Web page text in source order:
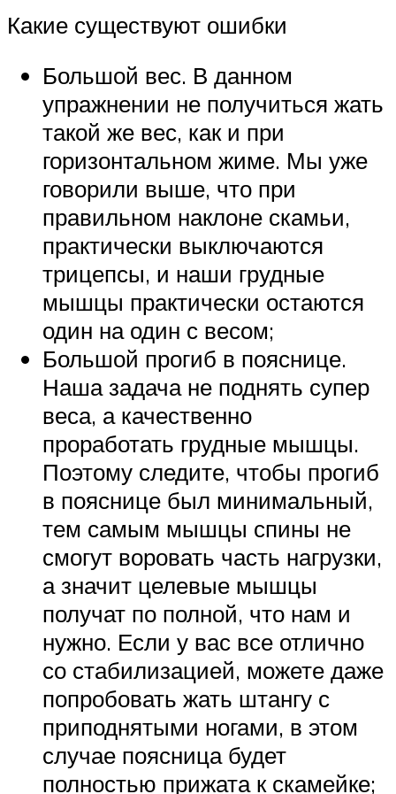
Какие существуют ошибки
Большой вес. В данном
упражнении не получиться жать
такой же вес, как и при
горизонтальном жиме. Мы уже
говорили выше, что при
правильном наклоне скамьи,
практически выключаются
трицепсы, и наши грудные
мышцы практически остаются
один на один с весом;
Большой прогиб в пояснице.
Наша задача не поднять супер
веса, а качественно
проработать грудные мышцы.
Поэтому следите, чтобы прогиб
в пояснице был минимальный,
тем самым мышцы спины не
смогут воровать часть нагрузки,
а значит целевые мышцы
получат по полной, что нам и
нужно. Если у вас все отлично
со стабилизацией, можете даже
попробовать жать штангу с
приподнятыми ногами, в этом
случае поясница будет
полностью прижата к скамейке;